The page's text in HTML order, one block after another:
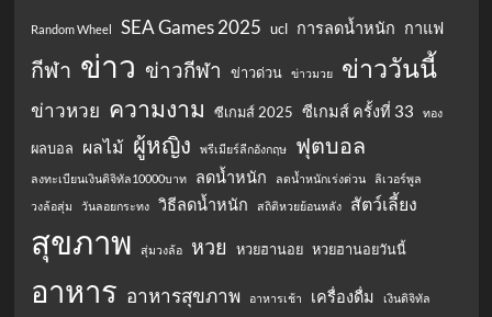
Random Wheel SEA Games 2025 ucl การลดน้ำหนัก กาแฟ
กีฬา ข่าว ข่าวกีฬา ข่าวด่วน ข่าวมวย ข่าววันนี้
ข่าวหวย ความงาม ซีเกมส์ 2025 ซีเกมส์ ครั้งที่ 33 ทอง
ผลบอล ผลไม้ ผู้หญิง พรีเมียร์ลีกอังกฤษ ฟุตบอล
ลงทะเบียนเงินดิจิทัล10000บาท ลดน้ำหนัก ลดน้ำหนักเร่งด่วน
ลิเวอร์พูล
วงล้อสุ่ม
วันลอยกระทง วิธีลดน้ำหนัก สถิติหวยย้อนหลัง สัตว์เลี้ยง
สุขภาพ สุ่มวงล้อ หวย หวยฮานอย หวยฮานอยวันนี้
อาหาร อาหารสุขภาพ อาหารเช้า เครื่องดื่ม เงินดิจิทัล